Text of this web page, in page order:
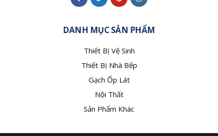
DANH MỤC SẢN PHẨM
Thiết Bị Vệ Sinh
Thiết Bị Nhà Bếp
Gạch Ốp Lát
Nội Thất
Sản Phẩm Khác